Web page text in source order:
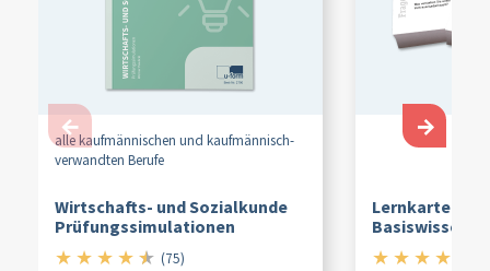
alle kaufmännischen und kaufmännisch-
verwandten Berufe
Wirtschafts- und Sozialkunde
Prüfungssimulationen
★ ★ ★ ★ ★4.5/5
(75)
Lernkarten
Basiswissen
★ ★ ★ ★
← →